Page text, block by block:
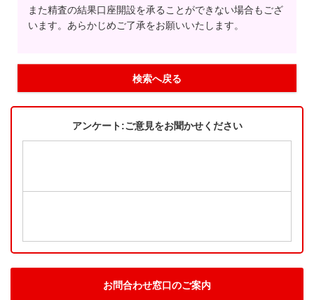
また精査の結果口座開設を承ることができない場合もござ
います。あらかじめご了承をお願いいたします。
検索へ戻る
アンケート:ご意見をお聞かせください
お問合わせ窓口のご案内